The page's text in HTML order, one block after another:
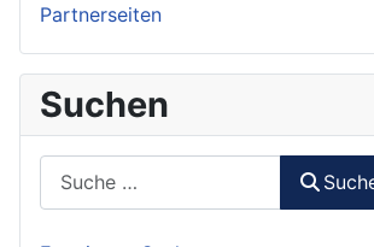
Partnerseiten
Suchen